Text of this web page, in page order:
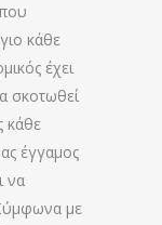
κάθε
έχει
σκοτωθεί
κάθε
έγγαμος
να
με